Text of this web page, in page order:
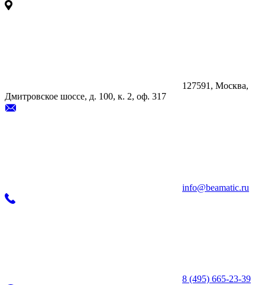
127591, Москва,
Дмитровское шоссе, д. 100, к. 2, оф. 317
info@beamatic.ru
8 (495) 665-23-39